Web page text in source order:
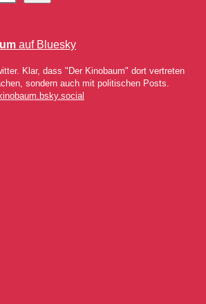
auf Bluesky
Klar, dass "Der Kinobaum" dort vertreten
sondern auch mit politischen Posts.